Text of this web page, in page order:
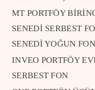
MT PORTFÖY
SENEDİ SERBEST
SENEDİ YOĞUN
INVEO PORTFÖY
SERBEST FON